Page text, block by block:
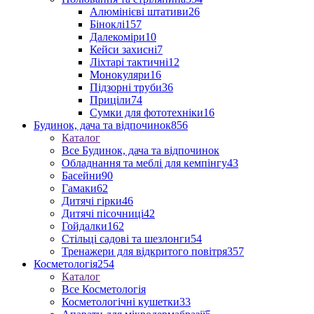
Алюмінієві штативи26
Біноклі157
Далекоміри10
Кейси захисні7
Ліхтарі тактичні12
Монокуляри16
Підзорні труби36
Приціли74
Сумки для фототехніки16
Будинок, дача та відпочинок856
Каталог
Все Будинок, дача та відпочинок
Обладнання та меблі для кемпінгу43
Басейни90
Гамаки62
Дитячі гірки46
Дитячі пісочниці42
Гойдалки162
Стільці садові та шезлонги54
Тренажери для відкритого повітря357
Косметологія254
Каталог
Все Косметологія
Косметологічні кушетки33